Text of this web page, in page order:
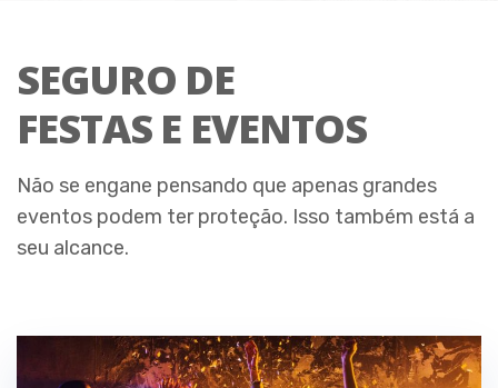
SEGURO DE
FESTAS E EVENTOS
Não se engane pensando que apenas grandes
eventos podem ter proteção. Isso também está a
seu alcance.